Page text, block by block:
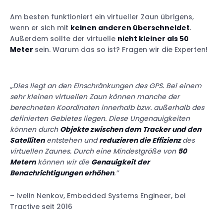
Am besten funktioniert ein virtueller Zaun übrigens,
wenn er sich mit keinen anderen überschneidet.
Außerdem sollte der virtuelle nicht kleiner als 50
Meter sein. Warum das so ist? Fragen wir die Experten!
„Dies liegt an den Einschränkungen des GPS. Bei einem
sehr kleinen virtuellen Zaun können manche der
berechneten Koordinaten innerhalb bzw. außerhalb des
definierten Gebietes liegen. Diese Ungenauigkeiten
können durch Objekte zwischen dem Tracker und den
Satellitenentstehen undreduzieren die Effizienzdes
virtuellen Zaunes. Durch eine Mindestgröße von 50
Meternkönnen wir die Genauigkeit der
Benachrichtigungen erhöhen.”
– Ivelin Nenkov, Embedded Systems Engineer, bei
Tractive seit 2016